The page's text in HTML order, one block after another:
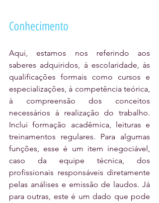
Conhecimento
Aqui, estamos nos referindo aos
saberes adquiridos, à escolaridade, às
qualificações formais como cursos e
especializações, à competência teórica,
à compreensão dos conceitos
necessários à realização do trabalho.
Inclui formação acadêmica, leituras e
treinamentos regulares. Para algumas
funções, esse é um item inegociável,
caso da equipe técnica, dos
profissionais responsáveis diretamente
pelas análises e emissão de laudos. Já
para outras, este é um dado que pode